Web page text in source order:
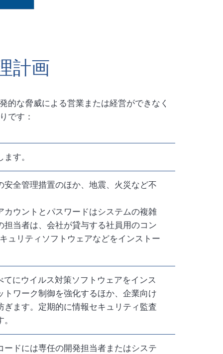
計画
的な脅威による営業または経営ができなく
です：
す。
全管理措置のほか、地震、火災など不
ウントとパスワードはシステムの複雑
当者は、会社が貸与する社員用のコン
ュリティソフトウェアなどをインストー
にウイルス対策ソフトウェアをインス
トワーク制御を強化するほか、企業向け
ます。定期的に情報セキュリティ監査
ドには専任の開発担当者またはシステ